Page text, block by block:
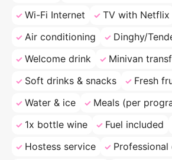
Wi-Fi Internet
TV with Netflix
Air conditioning
Dinghy/
Welcome drink
Minivan
Soft drinks & snacks
Fresh
Water & ice
Meals (per
1x bottle wine
Fuel included
Hostess service
Professional